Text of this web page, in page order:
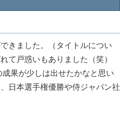
きました。（タイトルについ
て戸惑いもありました（笑）
果が少しは出せたかなと思い
日本選手権優勝や侍ジャパン社